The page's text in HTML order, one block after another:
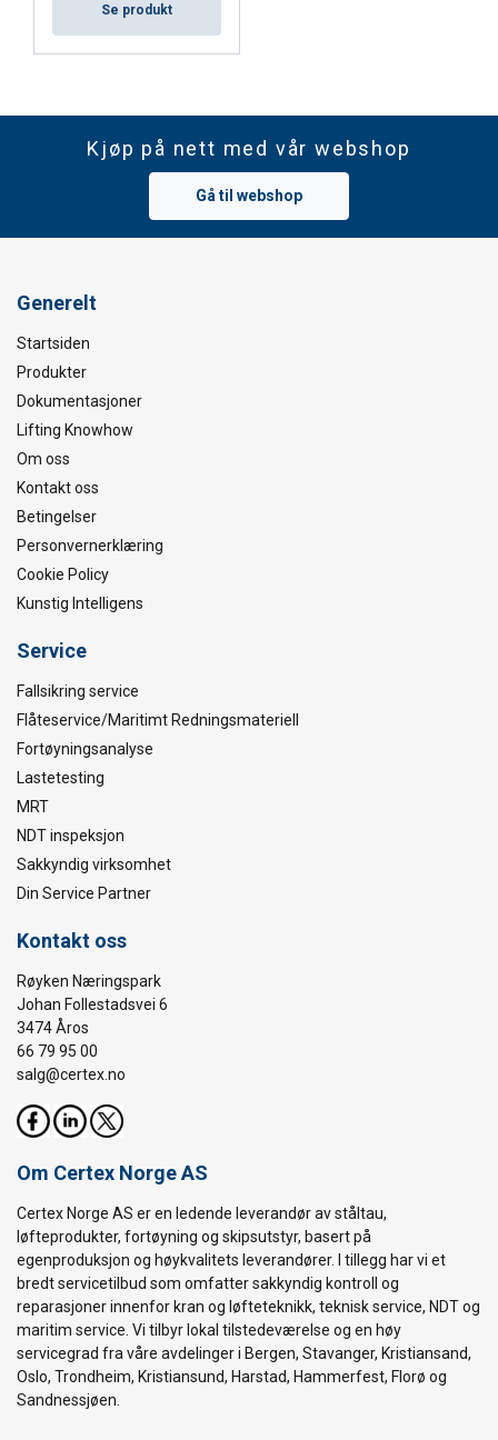
Se produkt
Kjøp på nett med vår webshop
Gå til webshop
Generelt
Startsiden
Produkter
Dokumentasjoner
Lifting Knowhow
Om oss
Kontakt oss
Betingelser
Personvernerklæring
Cookie Policy
Kunstig Intelligens
Service
Fallsikring service
Flåteservice/Maritimt Redningsmateriell
Fortøyningsanalyse
Lastetesting
MRT
NDT inspeksjon
Sakkyndig virksomhet
Din Service Partner
Kontakt oss
Røyken Næringspark
Johan Follestadsvei 6
3474 Åros
66 79 95 00
salg@certex.no
Om Certex Norge AS
Certex Norge AS er en ledende leverandør av ståltau,
løfteprodukter, fortøyning og skipsutstyr, basert på
egenproduksjon og høykvalitets leverandører. I tillegg har vi et
bredt servicetilbud som omfatter sakkyndig kontroll og
reparasjoner innenfor kran og løfteteknikk, teknisk service, NDT og
maritim service. Vi tilbyr lokal tilstedeværelse og en høy
servicegrad fra våre avdelinger i Bergen, Stavanger, Kristiansand,
Oslo, Trondheim, Kristiansund, Harstad, Hammerfest, Florø og
Sandnessjøen.